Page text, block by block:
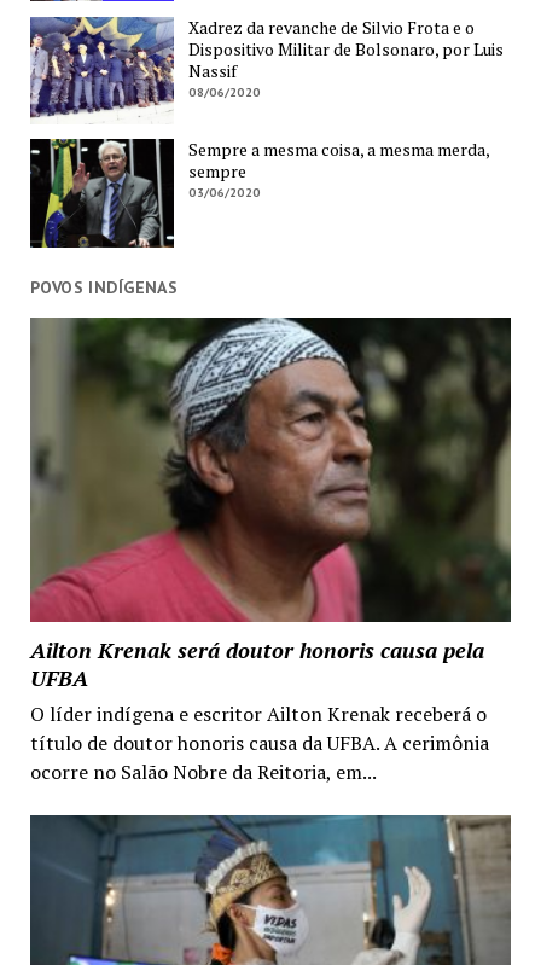
Xadrez da revanche de Silvio Frota e o
Dispositivo Militar de Bolsonaro, por Luis
Nassif
08/06/2020
Sempre a mesma coisa, a mesma merda,
sempre
03/06/2020
POVOS INDÍGENAS
Ailton Krenak será doutor honoris causa pela
UFBA
O líder indígena e escritor Ailton Krenak receberá o
título de doutor honoris causa da UFBA. A cerimônia
ocorre no Salão Nobre da Reitoria, em...